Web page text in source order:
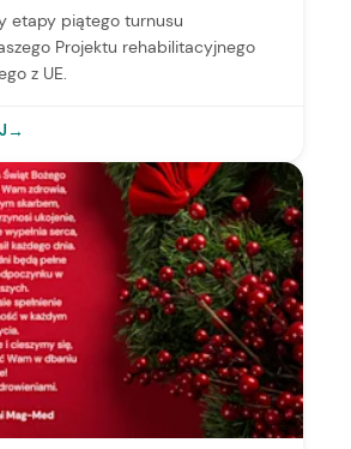
etapy piątego turnusu
Projektu rehabilitacyjnego
z UE.
→